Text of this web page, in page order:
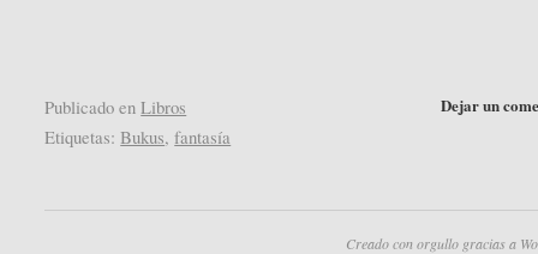
Dejar un
Publicado en Libros
Etiquetas: Bukus,fantasía
Creado con orgullo gracias a